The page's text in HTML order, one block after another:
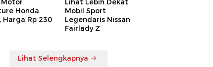
Honda
Harga Rp 230
Lihat Lebih Dekat
Mobil Sport
Legendaris Nissan
Fairlady Z
Lihat Selengkapnya